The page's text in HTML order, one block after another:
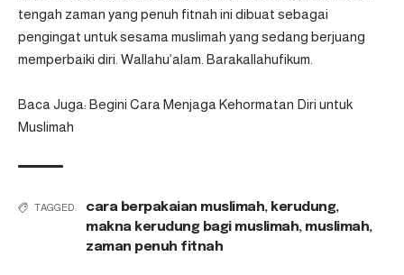
tengah zaman yang penuh fitnah ini dibuat sebagai
pengingat untuk sesama muslimah yang sedang berjuang
memperbaiki diri. Wallahu’alam. Barakallahufikum.
Baca Juga: Begini Cara Menjaga Kehormatan Diri untuk
Muslimah
TAGGED: cara berpakaian muslimah, kerudung,
makna kerudung bagi muslimah, muslimah,
zaman penuh fitnah